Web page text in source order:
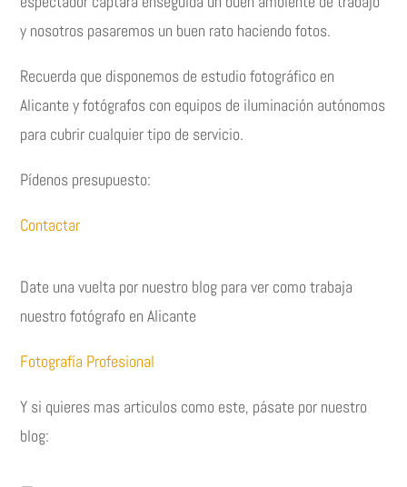
y nosotros pasaremos un buen rato haciendo fotos.
Recuerda que disponemos de estudio fotográfico en
Alicante y fotógrafos con equipos de iluminación autónomos
para cubrir cualquier tipo de servicio.
Pídenos presupuesto:
Contactar
Date una vuelta por nuestro blog para ver como trabaja
nuestro fotógrafo en Alicante
Fotografía Profesional
Y si quieres mas articulos como este, pásate por nuestro
blog: